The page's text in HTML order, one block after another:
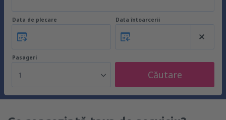
Data de plecare Data întoarcerii
Pasageri
1 Căutare